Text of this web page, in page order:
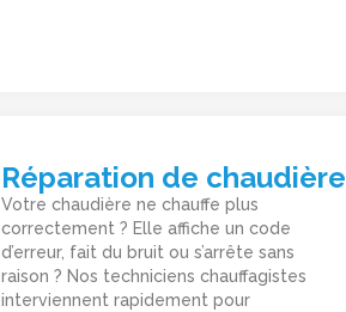
Réparation de chaudière
Votre chaudière ne chauffe plus
correctement ? Elle affiche un code
d’erreur, fait du bruit ou s’arrête sans
raison ? Nos techniciens chauffagistes
interviennent rapidement pour